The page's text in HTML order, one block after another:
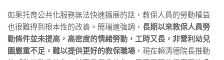
如果托育公共化服務無法快速擴展的話，教保人員的勞動權益
也很難得到根本性的改善。簡瑞連強調， 長期以來教保人員勞
動條件並未提高，高密度的情緒勞動，工時又長，非營利幼兒
園嚴重不足，難以提供更好的教保職場 ，現在賴清德院長推動